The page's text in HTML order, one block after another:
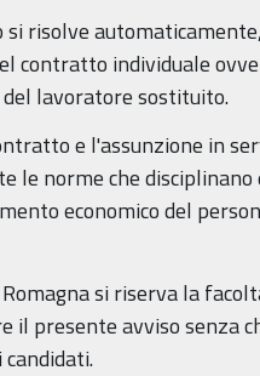
risolve
contratto individuale
lavoratore sostituito.
e l'assunzione in
le norme che
economico del
si riserva la
il presente avviso senza